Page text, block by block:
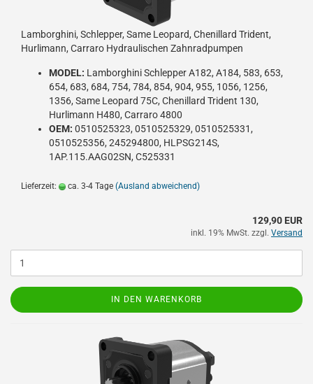
Lamborghini, Schlepper, Same Leopard, Chenillard Trident,
Hurlimann, Carraro Hydraulischen Zahnradpumpen
MODEL: Lamborghini Schlepper A182, A184, 583, 653,
654, 683, 684, 754, 784, 854, 904, 955, 1056, 1256,
1356, Same Leopard 75C, Chenillard Trident 130,
Hurlimann H480, Carraro 4800
OEM: 0510525323, 0510525329, 0510525331,
0510525356, 245294800, HLPSG214S,
1AP.115.AAG02SN, C525331
Lieferzeit: ca. 3-4 Tage (Ausland abweichend)
129,90 EUR
inkl. 19% MwSt. zzgl. Versand
IN DEN WARENKORB